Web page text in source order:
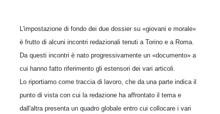
L'impostazione di fondo dei due dossier su «giovani e morale»
è frutto di alcuni incontri redazionali tenuti a Torino e a Roma.
Da questi incontri è nato progressivamente un «documento» a
cui hanno fatto riferimento gli estensori dei vari articoli.
Lo riportiamo come traccia di lavoro, che da una parte indica il
punto di vista con cui la redazione ha affrontato il tema e
dall'altra presenta un quadro globale entro cui collocare i vari